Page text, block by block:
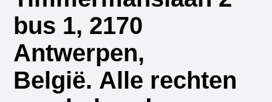
bus 1, 2170
Antwerpen,
België. Alle rechten